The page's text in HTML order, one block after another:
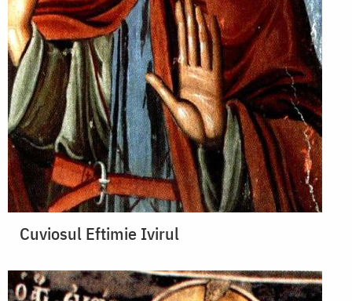
Cuviosul Eftimie Ivirul